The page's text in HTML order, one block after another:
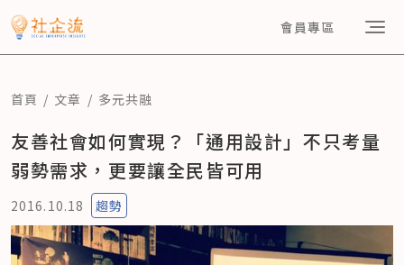
會員專區
首頁 文章 多元共融
友善社會如何實現？「通用設計」不只考量
弱勢需求，更要讓全民皆可用
2016.10.18 趨勢